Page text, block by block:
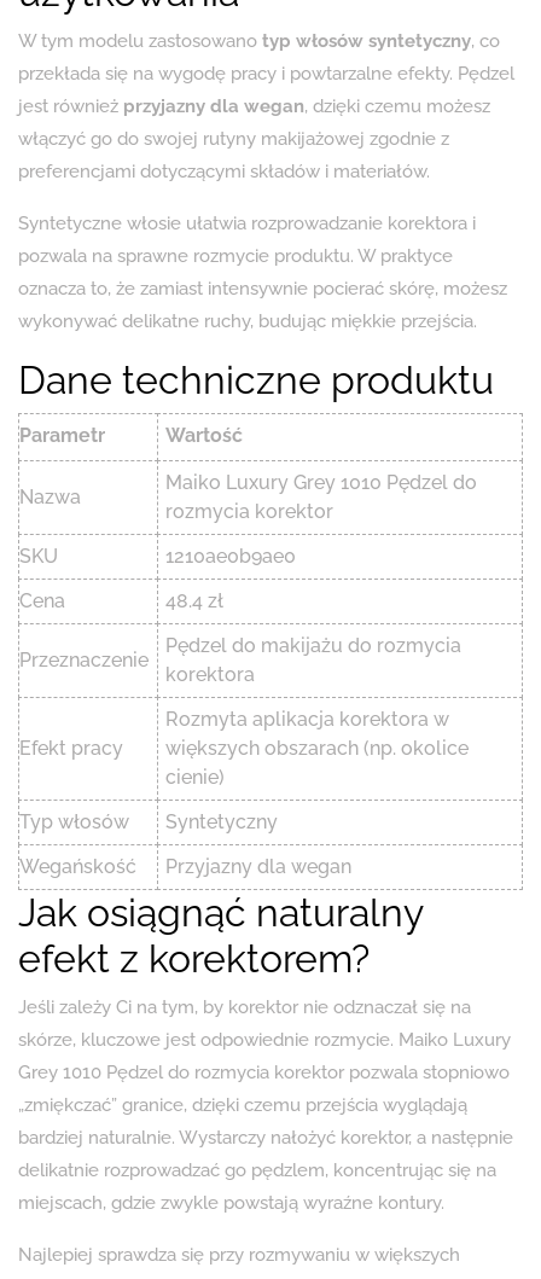
W tym modelu zastosowano typ włosów syntetyczny, co
przekłada się na wygodę pracy i powtarzalne efekty. Pędzel
jest również przyjazny dla wegan, dzięki czemu możesz
włączyć go do swojej rutyny makijażowej zgodnie z
preferencjami dotyczącymi składów i materiałów.
Syntetyczne włosie ułatwia rozprowadzanie korektora i
pozwala na sprawne rozmycie produktu. W praktyce
oznacza to, że zamiast intensywnie pocierać skórę, możesz
wykonywać delikatne ruchy, budując miękkie przejścia.
Dane techniczne produktu
Parametr Wartość
Nazwa
Maiko Luxury Grey 1010 Pędzel do
rozmycia korektor
SKU
1210ae0b9ae0
Cena
48.4 zł
Przeznaczenie
Pędzel do makijażu do rozmycia
korektora
Efekt pracy
Rozmyta aplikacja korektora w
większych obszarach (np. okolice
cienie)
Typ włosów
Syntetyczny
Wegańskość
Przyjazny dla wegan
Jak osiągnąć naturalny
efekt z korektorem?
Jeśli zależy Ci na tym, by korektor nie odznaczał się na
skórze, kluczowe jest odpowiednie rozmycie. Maiko Luxury
Grey 1010 Pędzel do rozmycia korektor pozwala stopniowo
„zmiękczać” granice, dzięki czemu przejścia wyglądają
bardziej naturalnie. Wystarczy nałożyć korektor, a następnie
delikatnie rozprowadzać go pędzlem, koncentrując się na
miejscach, gdzie zwykle powstają wyraźne kontury.
Najlepiej sprawdza się przy rozmywaniu w większych